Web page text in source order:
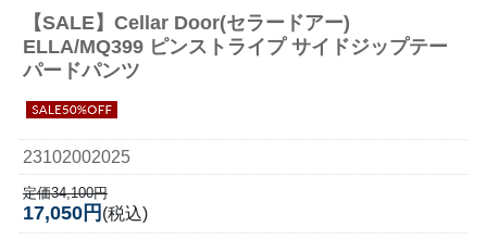
【SALE】 Cellar Door(セラードアー)
ELLA/MQ399 ピンストライプ サイドジップテー
パードパンツ
23102002025
定価34,100円
17,050円 (税込)